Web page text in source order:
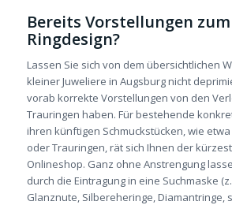
Bereits Vorstellungen zum
Ringdesign?
Lassen Sie sich von dem übersichtlichen
kleiner Juweliere in Augsburg nicht
vorab korrekte Vorstellungen von den
Trauringen haben. Für bestehende
ihren künftigen Schmuckstücken, wie
oder Trauringen, rät sich Ihnen der
Onlineshop. Ganz ohne Anstrengung
durch die Eintragung in eine Suchmaske
Glanznute, Silbereheringe, Diamantringe,